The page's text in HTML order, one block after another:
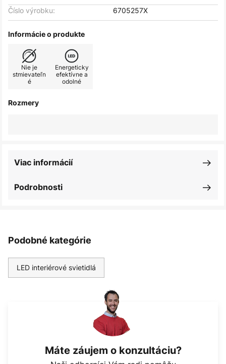
Číslo výrobku:
6705257X
Informácie o produkte
Nie je
stmievateľn
é
Energeticky
efektívne a
odolné
Rozmery
Podrobnosti
Viac informácií
Podobné kategórie
LED interiérové svietidlá
Máte záujem o konzultáciu?